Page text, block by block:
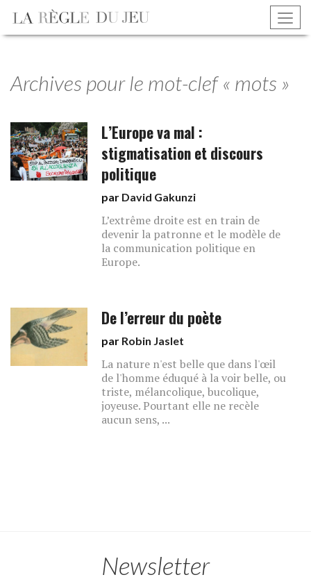
Archives pour le mot-clef « mots »
L’Europe va mal :
stigmatisation et discours
politique
par David Gakunzi
L’extrême droite est en train de
devenir la patronne et le modèle de
la communication politique en
Europe.
De l’erreur du poète
par Robin Jaslet
La nature n'est belle que dans l'œil
de l'homme éduqué à la voir belle, ou
triste, mélancolique, bucolique,
joyeuse. Pourtant elle ne recèle
aucun sens, ...
Newsletter